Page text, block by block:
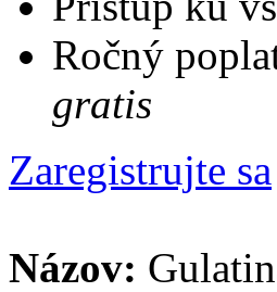
Ročný
gratis
Zaregistrujte sa
Názov: